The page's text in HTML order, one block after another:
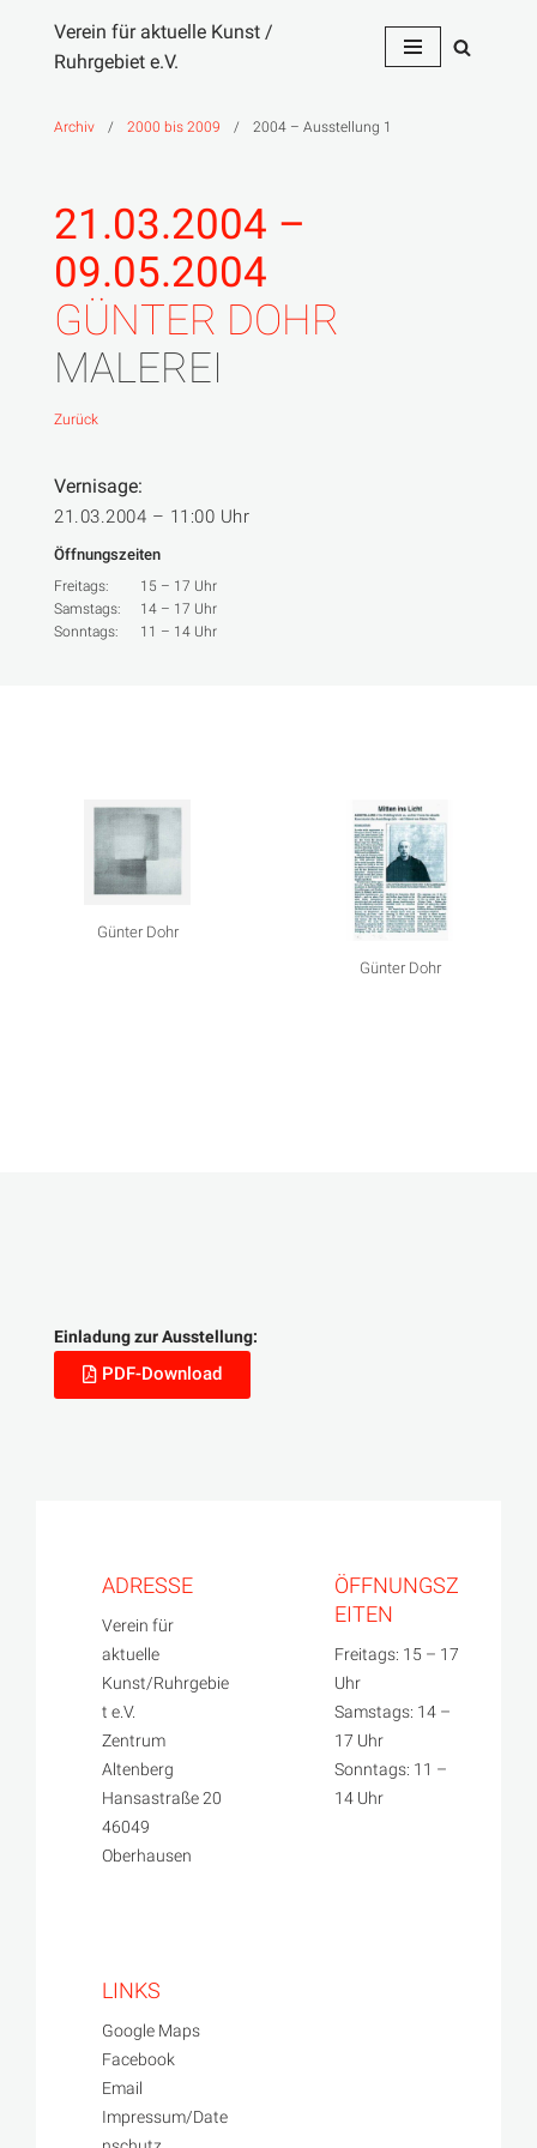
Zum
springen
Verein für aktuelle Kunst /
Ruhrgebiet e.V.
Archiv / 2000 bis 2009 / 2004 – Ausstellung 1
21.03.2004 –
09.05.2004
GÜNTER DOHR
MALEREI
Zurück
Vernisage:
21.03.2004 – 11:00 Uhr
Öffnungszeiten
Freitags:
Samstags:
Sonntags:
15 – 17 Uhr
14 – 17 Uhr
11 – 14 Uhr
Günter Dohr
Günter Dohr
Einladung zur Ausstellung:
PDF-Download
ADRESSE
Verein für
aktuelle
Kunst/Ruhrgebie
t e.V.
Zentrum
Altenberg
Hansastraße 20
46049
Oberhausen
ÖFFNUNGSZ
EITEN
Freitags: 15 – 17
Uhr
Samstags: 14 –
17 Uhr
Sonntags: 11 –
14 Uhr
LINKS
Google Maps
Facebook
Email
Impressum/Date